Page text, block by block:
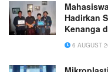
Hadirkan
Kenanga
6 AUGUST